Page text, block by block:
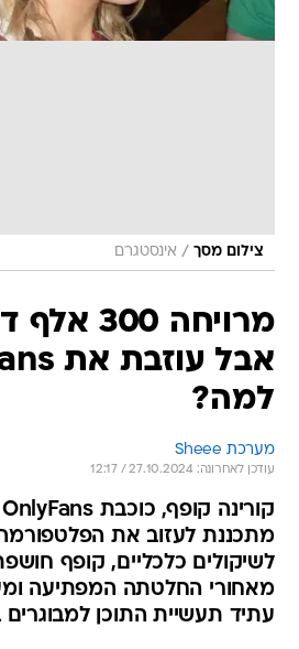
צילום מסך / אינסטגרם
מרויחה
למה?
מערכת Sheee
עודכן לאחרונה: 27.10.2024 / 12:17
מתכננת לעזוב את
לשיקולים כלכליים, קופף
מאחורי החלטתה המפתיעה
עתיד תעשיית התוכן